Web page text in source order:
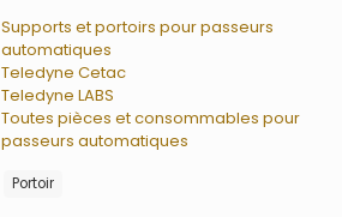
Supports et portoirs pour passeurs
automatiques
Teledyne Cetac
Teledyne LABS
Toutes pièces et consommables pour
passeurs automatiques
Portoir